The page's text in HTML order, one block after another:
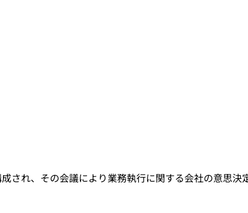
され、その会議により業務執行に関する会社の意思